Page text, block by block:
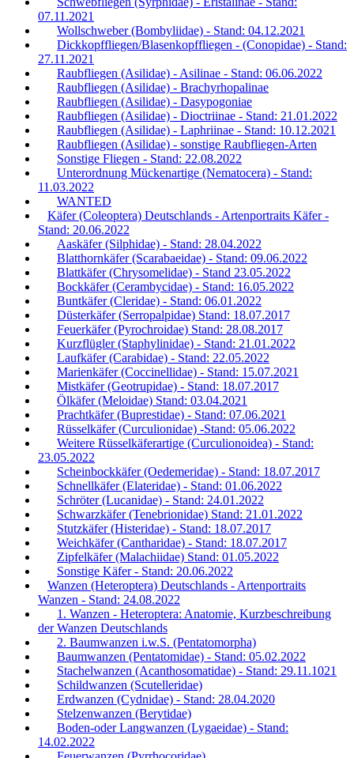
07.11.2021
Wollschweber (Bombyliidae) - Stand: 04.12.2021
Dickkopffliegen/Blasenkopffliegen - (Conopidae) - Stand:
27.11.2021
Raubfliegen (Asilidae) - Asilinae - Stand: 06.06.2022
Raubfliegen (Asilidae) - Brachyrhopalinae
Raubfliegen (Asilidae) - Dasypogoniae
Raubfliegen (Asilidae) - Dioctriinae - Stand: 21.01.2022
Raubfliegen (Asilidae) - Laphriinae - Stand: 10.12.2021
Raubfliegen (Asilidae) - sonstige Raubfliegen-Arten
Sonstige Fliegen - Stand: 22.08.2022
Unterordnung Mückenartige (Nematocera) - Stand:
11.03.2022
WANTED
Käfer (Coleoptera) Deutschlands - Artenportraits Käfer -
Stand: 20.06.2022
Aaskäfer (Silphidae) - Stand: 28.04.2022
Blatthornkäfer (Scarabaeidae) - Stand: 09.06.2022
Blattkäfer (Chrysomelidae) - Stand 23.05.2022
Bockkäfer (Cerambycidae) - Stand: 16.05.2022
Buntkäfer (Cleridae) - Stand: 06.01.2022
Düsterkäfer (Serropalpidae) Stand: 18.07.2017
Feuerkäfer (Pyrochroidae) Stand: 28.08.2017
Kurzflügler (Staphylinidae) - Stand: 21.01.2022
Laufkäfer (Carabidae) - Stand: 22.05.2022
Marienkäfer (Coccinellidae) - Stand: 15.07.2021
Mistkäfer (Geotrupidae) - Stand: 18.07.2017
Ölkäfer (Meloidae) Stand: 03.04.2021
Prachtkäfer (Buprestidae) - Stand: 07.06.2021
Rüsselkäfer (Curculionidae) -Stand: 05.06.2022
Weitere Rüsselkäferartige (Curculionoidea) - Stand:
23.05.2022
Scheinbockkäfer (Oedemeridae) - Stand: 18.07.2017
Schnellkäfer (Elateridae) - Stand: 01.06.2022
Schröter (Lucanidae) - Stand: 24.01.2022
Schwarzkäfer (Tenebrionidae) Stand: 21.01.2022
Stutzkäfer (Histeridae) - Stand: 18.07.2017
Weichkäfer (Cantharidae) - Stand: 18.07.2017
Zipfelkäfer (Malachiidae) Stand: 01.05.2022
Sonstige Käfer - Stand: 20.06.2022
Wanzen (Heteroptera) Deutschlands - Artenportraits
Wanzen - Stand: 24.08.2022
1. Wanzen - Heteroptera: Anatomie, Kurzbeschreibung
der Wanzen Deutschlands
2. Baumwanzen i.w.S. (Pentatomorpha)
Baumwanzen (Pentatomidae) - Stand: 05.02.2022
Stachelwanzen (Acanthosomatidae) - Stand: 29.11.1021
Schildwanzen (Scutelleridae)
Erdwanzen (Cydnidae) - Stand: 28.04.2020
Stelzenwanzen (Berytidae)
Boden-oder Langwanzen (Lygaeidae) - Stand:
14.02.2022